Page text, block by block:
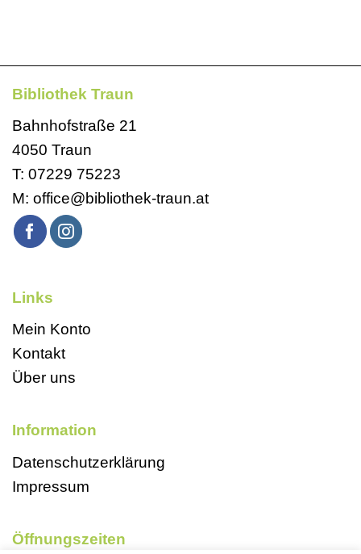
Bibliothek Traun
Bahnhofstraße 21
4050 Traun
T: 07229 75223
M: office@bibliothek-traun.at
Links
Mein Konto
Kontakt
Über uns
Information
Datenschutzerklärung
Impressum
Öffnungszeiten